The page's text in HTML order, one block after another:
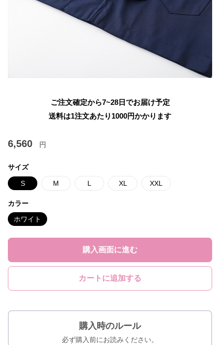
ご注文確定から7~28日でお届け予定
送料は1注文あたり 1000円かかります
6,560 円
サイズ
S M L XL XXL
カラー
ホワイト
購入画面に進む
カートに追加する
購入時のルール
必ず購入前にお読みください。